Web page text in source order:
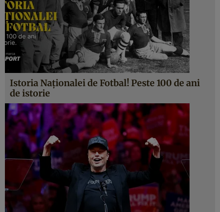
Istoria Naționalei de Fotbal! Peste 100 de ani
de istorie